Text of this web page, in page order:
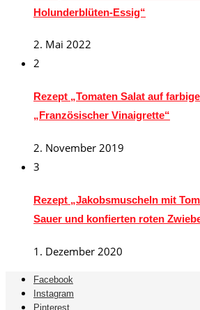
Holunderblüten-Essig“
2. Mai 2022
2
Rezept „Tomaten Salat auf
„Französischer Vinaigrette“
2. November 2019
3
Rezept „Jakobsmuscheln mit
Sauer und konfierten roten
1. Dezember 2020
Facebook
Instagram
Pinterest